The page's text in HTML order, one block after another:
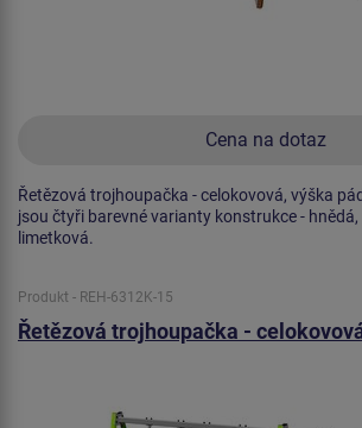
Cena na dotaz
Řetězová trojhoupačka - celokovová, výška
jsou čtyři barevné varianty konstrukce -
limetková.
Produkt - REH-6312K-15
Řetězová trojhoupačka -